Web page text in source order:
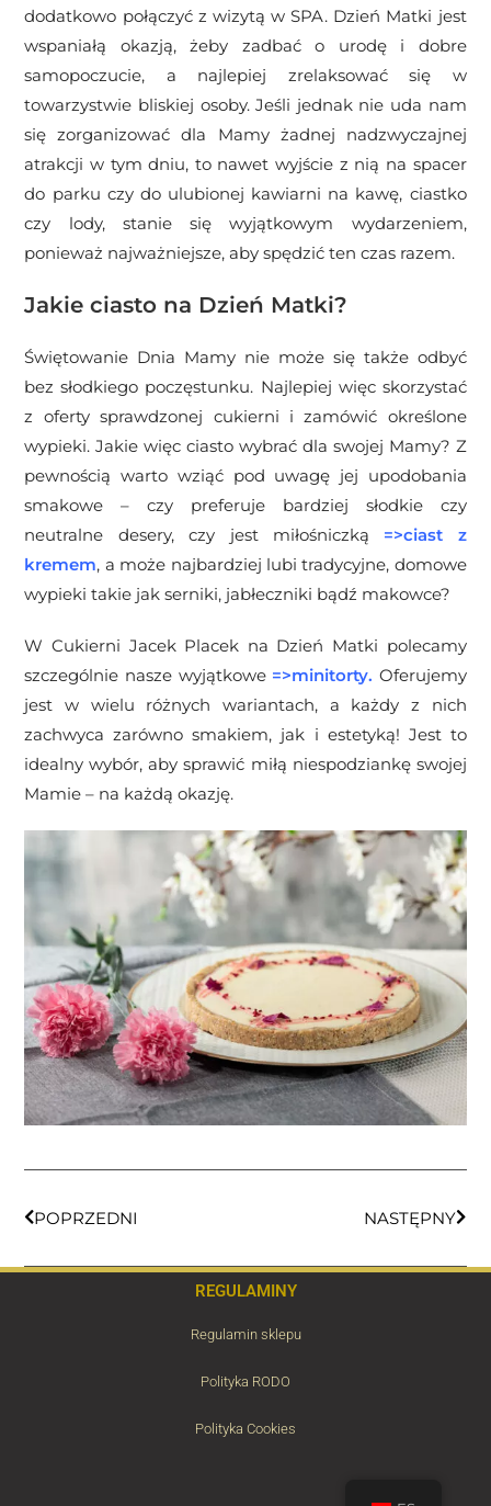
dodatkowo połączyć z wizytą w SPA. Dzień Matki jest
wspaniałą okazją, żeby zadbać o urodę i dobre
samopoczucie, a najlepiej zrelaksować się w
towarzystwie bliskiej osoby. Jeśli jednak nie uda nam
się zorganizować dla Mamy żadnej nadzwyczajnej
atrakcji w tym dniu, to nawet wyjście z nią na spacer
do parku czy do ulubionej kawiarni na kawę, ciastko
czy lody, stanie się wyjątkowym wydarzeniem,
ponieważ najważniejsze, aby spędzić ten czas razem.
Jakie ciasto na Dzień Matki?
Świętowanie Dnia Mamy nie może się także odbyć
bez słodkiego poczęstunku. Najlepiej więc skorzystać
z oferty sprawdzonej cukierni i zamówić określone
wypieki. Jakie więc ciasto wybrać dla swojej Mamy? Z
pewnością warto wziąć pod uwagę jej upodobania
smakowe – czy preferuje bardziej słodkie czy
neutralne desery, czy jest miłośniczką =>ciast z
kremem, a może najbardziej lubi tradycyjne, domowe
wypieki takie jak serniki, jabłeczniki bądź makowce?
W Cukierni Jacek Placek na Dzień Matki polecamy
szczególnie nasze wyjątkowe =>minitorty. Oferujemy
jest w wielu różnych wariantach, a każdy z nich
zachwyca zarówno smakiem, jak i estetyką! Jest to
idealny wybór, aby sprawić miłą niespodziankę swojej
Mamie – na każdą okazję.
POPRZEDNI NASTĘPNY
REGULAMINY
Regulamin sklepu
Polityka RODO
Polityka Cookies